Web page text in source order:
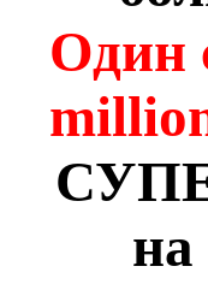
Один
на